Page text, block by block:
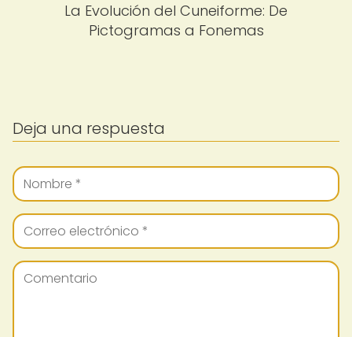
La Evolución del Cuneiforme: De
Pictogramas a Fonemas
Deja una respuesta